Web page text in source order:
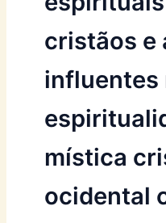
cristãos e
influentes
mística
ocidental